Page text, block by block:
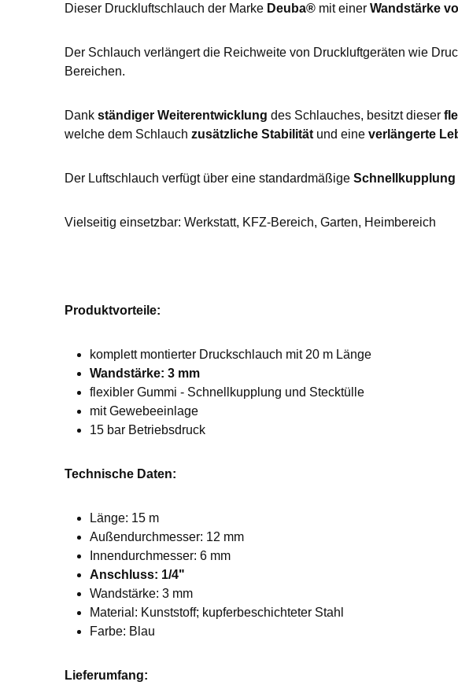
Dieser Druckluftschlauch der Marke Deuba® mit einer Wandstärke
Der Schlauch verlängert die Reichweite von Druckluftgeräten wie
Bereichen.
Dank ständiger Weiterentwicklung des Schlauches, besitzt dieser
welche dem Schlauch zusätzliche Stabilität und eine verlängerte
Der Luftschlauch verfügt über eine standardmäßige
Vielseitig einsetzbar: Werkstatt, KFZ-Bereich, Garten, Heimbereich
Produktvorteile:
komplett montierter Druckschlauch mit 20 m Länge
Wandstärke: 3 mm
flexibler Gummi - Schnellkupplung und Stecktülle
mit Gewebeeinlage
15 bar Betriebsdruck
Technische Daten:
Länge: 15 m
Außendurchmesser: 12 mm
Innendurchmesser: 6 mm
Anschluss: 1/4"
Wandstärke: 3 mm
Material: Kunststoff; kupferbeschichteter Stahl
Farbe: Blau
Lieferumfang: